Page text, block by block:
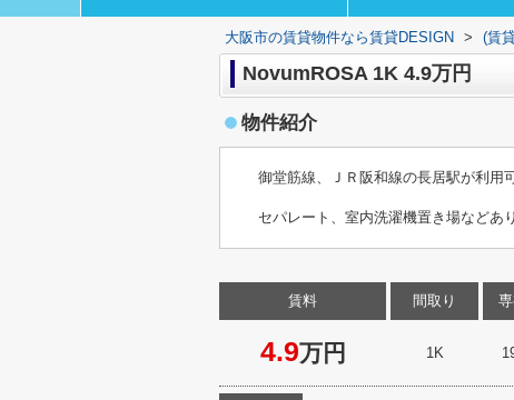
大阪市の賃貸物件なら賃貸DESIGN > (賃
NovumROSA 1K 4.9万円
物件紹介
御堂筋線、ＪＲ阪和線の長居駅が利用
セパレート、室内洗濯機置き場などあ
賃料
4.9万円
間取り
1K